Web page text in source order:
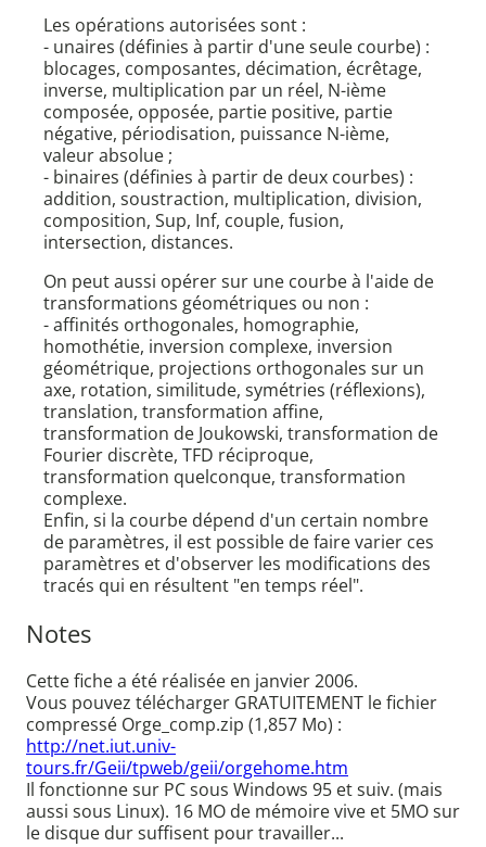
Les opérations autorisées sont :
- unaires (définies à partir d'une seule courbe) :
blocages, composantes, décimation, écrêtage,
inverse, multiplication par un réel, N-ième
composée, opposée, partie positive, partie
négative, périodisation, puissance N-ième,
valeur absolue ;
- binaires (définies à partir de deux courbes) :
addition, soustraction, multiplication, division,
composition, Sup, Inf, couple, fusion,
intersection, distances.
On peut aussi opérer sur une courbe à l'aide de
transformations géométriques ou non :
- affinités orthogonales, homographie,
homothétie, inversion complexe, inversion
géométrique, projections orthogonales sur un
axe, rotation, similitude, symétries (réflexions),
translation, transformation affine,
transformation de Joukowski, transformation de
Fourier discrète, TFD réciproque,
transformation quelconque, transformation
complexe.
Enfin, si la courbe dépend d'un certain nombre
de paramètres, il est possible de faire varier ces
paramètres et d'observer les modifications des
tracés qui en résultent "en temps réel".
Notes
Cette fiche a été réalisée en janvier 2006.
Vous pouvez télécharger GRATUITEMENT le fichier
compressé Orge_comp.zip (1,857 Mo) :
http://net.iut.univ-
tours.fr/Geii/tpweb/geii/orgehome.htm
Il fonctionne sur PC sous Windows 95 et suiv. (mais
aussi sous Linux). 16 MO de mémoire vive et 5MO sur
le disque dur suffisent pour travailler...